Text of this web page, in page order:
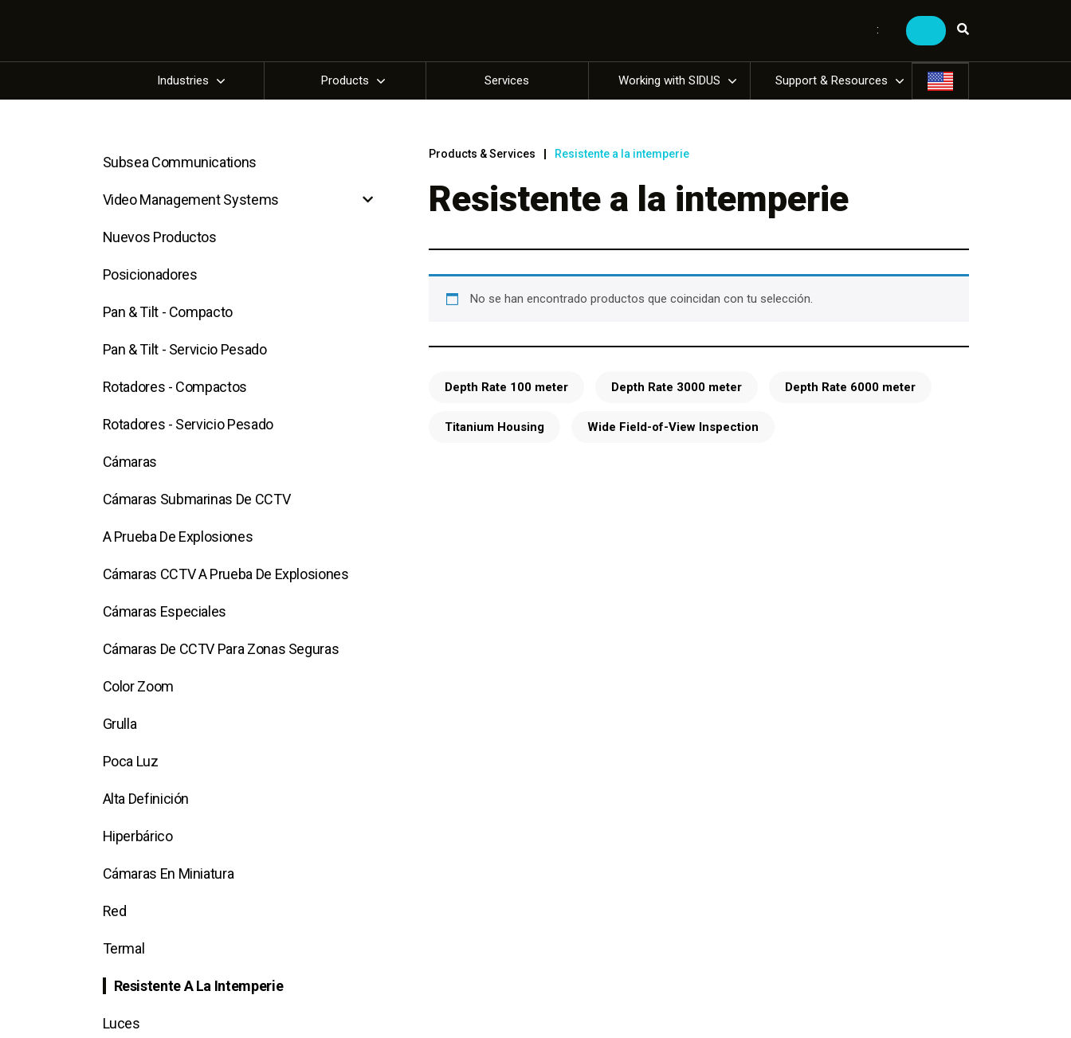
:
Industries Products Services Working with SIDUS Support & Resources
Subsea Communications
Video Management Systems
Nuevos Productos
Posicionadores
Pan & Tilt - Compacto
Pan & Tilt - Servicio Pesado
Rotadores - Compactos
Rotadores - Servicio Pesado
Cámaras
Cámaras Submarinas De CCTV
A Prueba De Explosiones
Cámaras CCTV A Prueba De Explosiones
Cámaras Especiales
Cámaras De CCTV Para Zonas Seguras
Color Zoom
Grulla
Poca Luz
Alta Definición
Hiperbárico
Cámaras En Miniatura
Red
Termal
Resistente A La Intemperie
Luces
Products & Services Resistente a la intemperie
Resistente a la intemperie
No se han encontrado productos que coincidan con tu selección.
Depth Rate 100 meter Depth Rate 3000 meter Depth Rate 6000 meter
Titanium Housing Wide Field-of-View Inspection